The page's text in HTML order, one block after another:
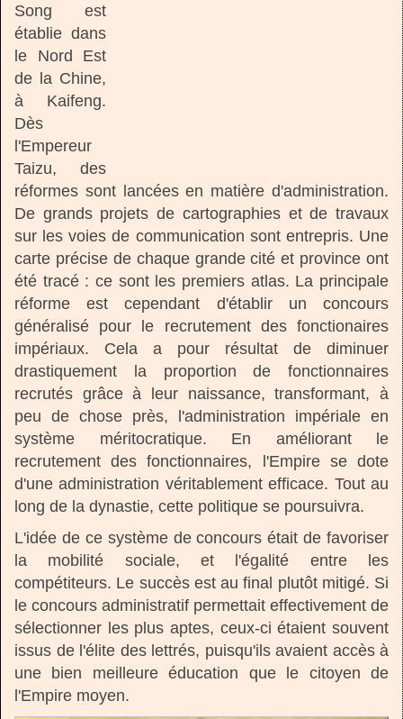
Song est
établie dans
le Nord Est
de la Chine,
à Kaifeng.
Dès
l'Empereur
Taizu, des
réformes sont lancées en matière d'administration.
De grands projets de cartographies et de travaux
sur les voies de communication sont entrepris. Une
carte précise de chaque grande cité et province ont
été tracé : ce sont les premiers atlas. La principale
réforme est cependant d'établir un concours
généralisé pour le recrutement des fonctionaires
impériaux. Cela a pour résultat de diminuer
drastiquement la proportion de fonctionnaires
recrutés grâce à leur naissance, transformant, à
peu de chose près, l'administration impériale en
système méritocratique. En améliorant le
recrutement des fonctionnaires, l'Empire se dote
d'une administration véritablement efficace. Tout au
long de la dynastie, cette politique se poursuivra.
L'idée de ce système de concours était de favoriser
la mobilité sociale, et l'égalité entre les
compétiteurs. Le succès est au final plutôt mitigé. Si
le concours administratif permettait effectivement de
sélectionner les plus aptes, ceux-ci étaient souvent
issus de l'élite des lettrés, puisqu'ils avaient accès à
une bien meilleure éducation que le citoyen de
l'Empire moyen.